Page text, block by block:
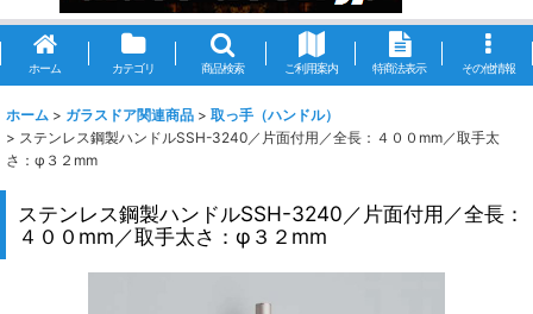
ホーム カテゴリ 商品検索 ご利用案内 特商法表示 その他情報
ホーム > ガラスドア関連商品 > 取っ手（ハンドル）
> ステンレス鋼製ハンドルSSH-3240／片面付用／全長：４００mm／取手太
さ：φ３２mm
ステンレス鋼製ハンドルSSH-3240／片面付用／全長：
４００mm／取手太さ：φ３２mm